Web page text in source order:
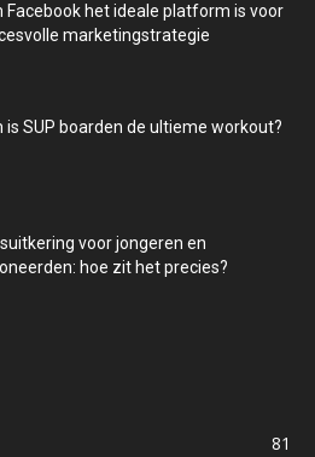
Facebook het ideale platform is voor
marketingstrategie
is SUP boarden de ultieme workout?
voor jongeren en
hoe zit het precies?
81